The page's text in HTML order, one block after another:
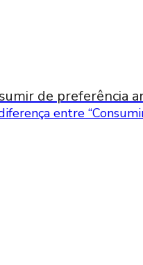
de preferência
entre